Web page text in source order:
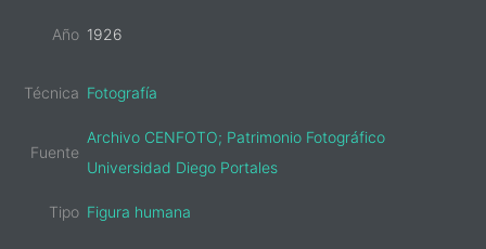
Año 1926
Técnica Fotografía
Fuente
Archivo CENFOTO; Patrimonio Fotográfico
Universidad Diego Portales
Tipo Figura humana